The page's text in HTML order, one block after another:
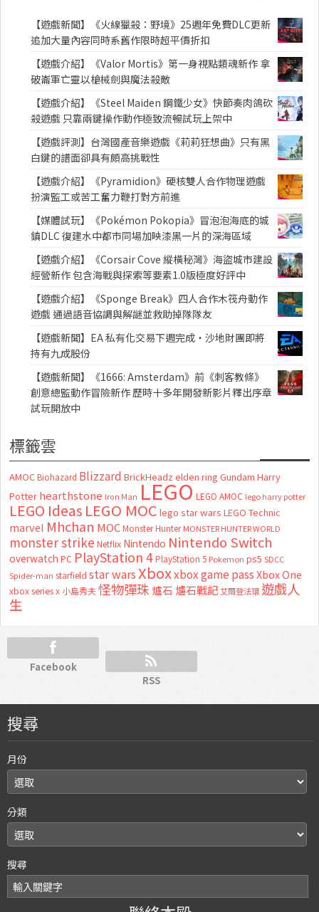
【遊戲新聞】《火線獵殺：野境》25週年免費DLC更新
追加大量內容同時系舊作限時超平價折扣
【遊戲介紹】《Valor Mortis》第一身視點類魂新作 拿
破崙軍亡靈以槍械劍與魔法殺敵
【遊戲介紹】《Steel Maiden 鋼鐵少女》快節奏肉鴿砍
殺遊戲 只靠兩鍵操作動作極致流暢試玩上架中
【遊戲評測】台灣國產音樂遊戲《莉莉狂想曲》只有黑
白鍵的譜面卻具有頗高挑戰性
【遊戲介紹】《Pyramidion》硬核雙人合作物理遊戲
扮演監工或苦工奮力鞭打對方前進
【媒體試玩】《Pokémon Pokopia》冒泡泡海底的城
鎮DLC 復建水中都市同場加映漆黑一片的深海區域
【遊戲介紹】《Corsair Cove 縱橫秘灣》海盜城市建設
經營新作 包含海戰與探索等要素1.0版極度好評中
【遊戲介紹】《Sponge Break》四人合作木筏舟動作
遊戲 通過語音協調與解謎並救助掉隊隊友
【遊戲新聞】EA 私有化交易下週完成・沙地財團即將
持有九成股份
【遊戲新聞】《1666: Amsterdam》前《刺客教條》
創意總監動作冒險新作 歷時十多年開發新影片釋出序章
試玩開放中
標籤雲
AMOC Biohazard Blizzard BrickHeadz elden ring Gundam Harry
Potter hearthstone Iron Man LEGO LEGO AMOC lego harry potter
LEGO Ideas LEGO MOC lego star wars LEGO Technic
marvel Mhchan MOC Monster Hunter MONSTER HUNTER WORLD
monster strike Netflix Nintendo Nintendo Switch
overwatch PC PlayStation 4 PlayStation 5 Pokemon ps5 SDCC
Spider-man starfield star warsXboxxbox game passXbox One
xbox series x 小島秀夫怪物彈珠 爐石 爐石戰記艾爾登法環 遊戲人
生
Facebook
RSS
搜尋
月份
分類
搜尋